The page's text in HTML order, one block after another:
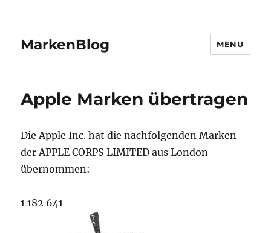
MarkenBlog MENU
Apple Marken übertragen
Die Apple Inc. hat die nachfolgenden Marken
der APPLE CORPS LIMITED aus London
übernommen:
1 182 641